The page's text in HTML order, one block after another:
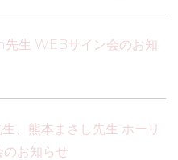
生 WEBサイン会のお知
、熊本まさし先生 ホーリ
お知らせ